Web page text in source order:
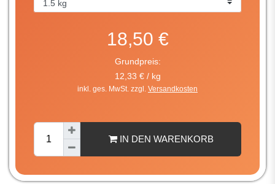
18,50 €
Grundpreis:
12,33 € / kg
inkl. ges. MwSt. zzgl. Versandkosten
IN DEN WARENKORB